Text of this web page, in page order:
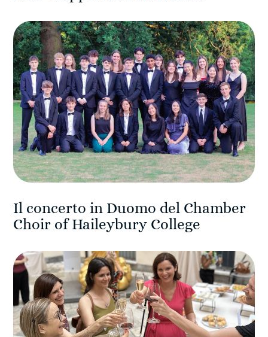
Il concerto in Duomo del Chamber
Choir of Haileybury College